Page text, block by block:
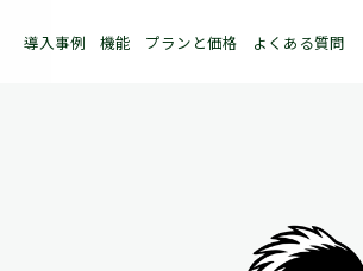
導入事例 機能 プランと価格 よくある質問